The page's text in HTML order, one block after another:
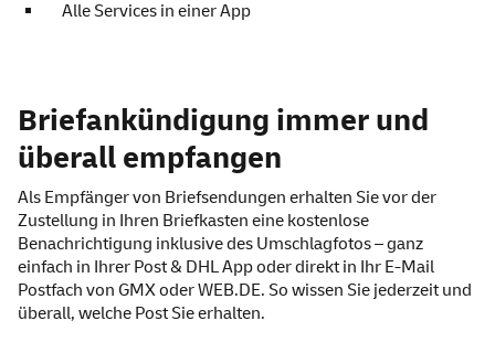
Alle Services in einer App
Briefankündigung –
Briefankündigung immer und
überall empfangen
Als Empfänger von Briefsendungen erhalten Sie vor der
Zustellung in Ihren Briefkasten eine kostenlose
Benachrichtigung inklusive des Umschlagfotos – ganz
einfach in Ihrer Post & DHLAppoder direkt in Ihr E-Mail
Postfach von GMXoderWEB.DE. So wissen Sie jederzeit und
überall, welche Post Sie erhalten.